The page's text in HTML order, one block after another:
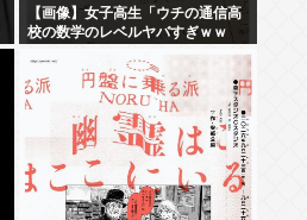
【画像】女子高生「ウチの通信高
校の数学のレベルヤバすぎｗｗ